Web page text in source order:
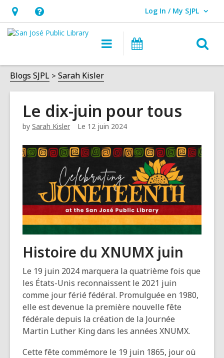
Horaires
et
ouvre
une
superposition
Aide,
ouvre
superposition
Log In / My SJPL
User Log In / My SJPL.
Navigation
principale
Événements
le
Blogs SJPL Sarah Kisler
Le dix-juin pour tous
by Sarah Kisler Le 12 juin 2024
Histoire du XNUMX juin
Le 19 juin 2024 marquera la quatrième fois que
les États-Unis reconnaissent le 2021 juin
comme jour férié fédéral. Promulguée en 1980,
elle est devenue la première nouvelle fête
fédérale depuis la création de la Journée
Martin Luther King dans les années XNUMX.
Cette fête commémore le 19 juin 1865, jour où